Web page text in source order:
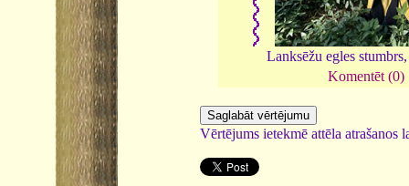
Lanksēžu egles
Komentēt (0)
Vērtējums ietekmē attēla atrašanos